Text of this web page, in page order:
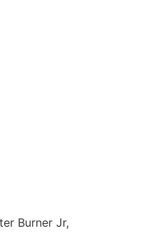
Burner Jr,